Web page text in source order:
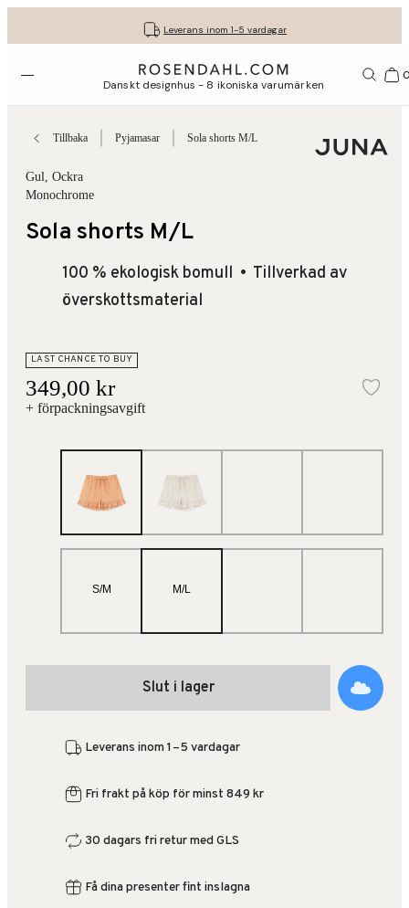
Leverans inom 1-5 vardagar
Fri frakt på köp för minst 849 kr.
30 dagars fri retur med GLS
Få dina presenter fint inslagna
Öppna menyn Danskt designhus - 8 ikoniska varumärken
Tillbaka Pyjamasar Sola shorts M/L
Gul, Ockra
Monochrome
Sola shorts M/L
100 % ekologisk bomull
Tillverkad av
överskottsmaterial
LAST CHANCE TO BUY
349,00 kr
+ förpackningsavgift
S/M M/L
Slut i lager
Leverans inom 1–5 vardagar
Fri frakt på köp för minst 849 kr
30 dagars fri retur med GLS
Få dina presenter fint inslagna